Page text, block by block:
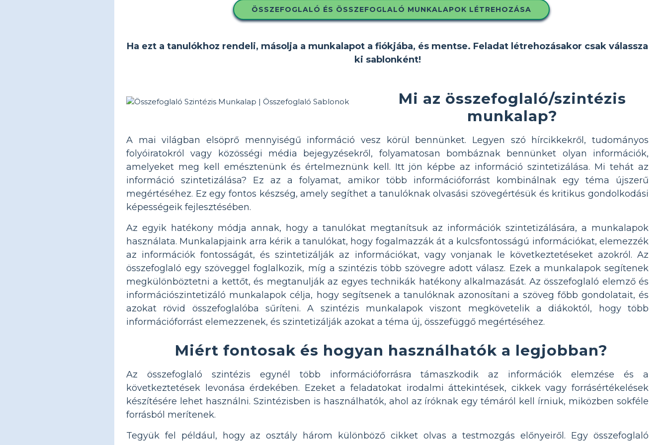
ÖSSZEFOGLALÓ ÉS ÖSSZEFOGLALÓ MUNKALAPOK LÉTREHOZÁSA
Ha ezt a tanulókhoz rendeli, másolja a munkalapot a fiókjába, és mentse. Feladat létrehozásakor csak válassza
ki sablonként!
Mi az összefoglaló/szintézis
munkalap?
A mai világban elsöprő mennyiségű információ vesz körül bennünket. Legyen szó hírcikkekről, tudományos
folyóiratokról vagy közösségi média bejegyzésekről, folyamatosan bombáznak bennünket olyan információk,
amelyeket meg kell emésztenünk és értelmeznünk kell. Itt jön képbe az információ szintetizálása. Mi tehát az
információ szintetizálása? Ez az a folyamat, amikor több információforrást kombinálnak egy téma újszerű
megértéséhez. Ez egy fontos készség, amely segíthet a tanulóknak olvasási szövegértésük és kritikus gondolkodási
képességeik fejlesztésében.
Az egyik hatékony módja annak, hogy a tanulókat megtanítsuk az információk szintetizálására, a munkalapok
használata. Munkalapjaink arra kérik a tanulókat, hogy fogalmazzák át a kulcsfontosságú információkat, elemezzék
az információk fontosságát, és szintetizálják az információkat, vagy vonjanak le következtetéseket azokról. Az
összefoglaló egy szöveggel foglalkozik, míg a szintézis több szövegre adott válasz. Ezek a munkalapok segítenek
megkülönböztetni a kettőt, és megtanulják az egyes technikák hatékony alkalmazását. Az összefoglaló elemző és
információszintetizáló munkalapok célja, hogy segítsenek a tanulóknak azonosítani a szöveg főbb gondolatait, és
azokat rövid összefoglalóba sűríteni. A szintézis munkalapok viszont megkövetelik a diákoktól, hogy több
információforrást elemezzenek, és szintetizálják azokat a téma új, összefüggő megértéséhez.
Miért fontosak és hogyan használhatók a legjobban?
Az összefoglaló szintézis egynél több információforrásra támaszkodik az információk elemzése és a
következtetések levonása érdekében. Ezeket a feladatokat irodalmi áttekintések, cikkek vagy forrásértékelések
készítésére lehet használni. Szintézisben is használhatók, ahol az íróknak egy témáról kell írniuk, miközben sokféle
forrásból merítenek.
Tegyük fel például, hogy az osztály három különböző cikket olvas a testmozgás előnyeiről. Egy összefoglaló